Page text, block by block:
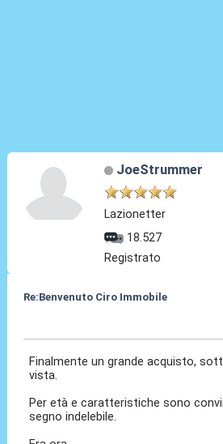
JoeStrummer
Lazionetter
18.527
Registrato
Re:Benvenuto Ciro Immobile
Finalmente un grande acquisto,
vista.
Per età e caratteristiche sono
segno indelebile.